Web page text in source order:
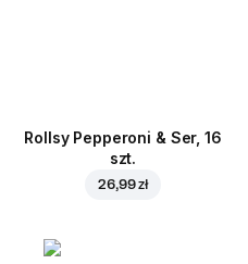
Rollsy Pepperoni & Ser, 16
szt.
26,99 zł